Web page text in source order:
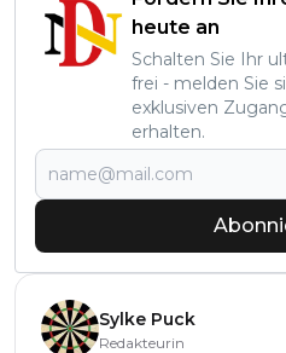
heute an
Schalten Sie Ihr
frei - melden Sie
exklusiven
erhalten.
Sylke Puck
Redakteurin